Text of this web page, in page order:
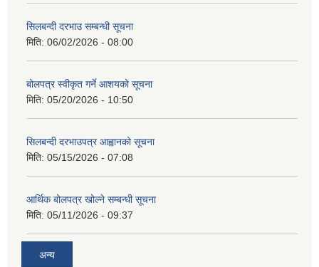
सिलबन्दी दरभाउ सम्बन्धी सूचना
मिति: 06/02/2026 - 08:00
बोलपत्र स्वीकृत गर्ने आशयको सूचना
मिति: 05/20/2026 - 10:50
सिलबन्दी दरभाउपत्र आह्वानको सूचना
मिति: 05/15/2026 - 07:08
आर्थिक बोलपत्र खोल्ने सम्बन्धी सूचना
मिति: 05/11/2026 - 09:37
अन्य